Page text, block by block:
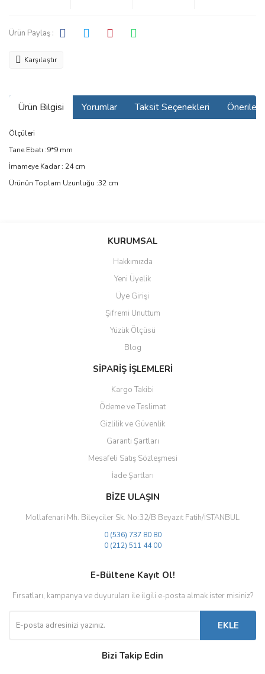
Ürün Paylaş :
Karşılaştır
Ürün Bilgisi Yorumlar Taksit Seçenekleri
Ölçüleri
Tane Ebatı :9*9 mm
İmameye Kadar : 24 cm
Ürünün Toplam Uzunluğu :32 cm
Bu ürüne ilk yorumu siz yapın!
Yorum Yaz
Ürün resmi kalitesiz, bozuk veya görüntülenemiyor.
Ürün açıklamasında eksik bilgiler bulunuyor.
Ürün bilgilerinde hatalar bulunuyor.
Ürün fiyatı diğer sitelerden daha pahalı.
Bu ürüne benzer farklı alternatifler olmalı.
Gönder
KURUMSAL
Hakkımızda
Yeni Üyelik
Üye Girişi
Şifremi Unuttum
Yüzük Ölçüsü
Blog
SİPARİŞ İŞLEMLERİ
Kargo Takibi
Ödeme ve Teslimat
Gizlilik ve Güvenlik
Garanti Şartları
Mesafeli Satış Sözleşmesi
İade Şartları
BİZE ULAŞIN
Mollafenari Mh. Bileyciler Sk. No:32/B Beyazıt Fatih/İSTANBUL
0 (536) 737 80 80
0 (212) 511 44 00
E-Bültene Kayıt Ol!
Fırsatları, kampanya ve duyuruları ile ilgili e-posta almak ister misiniz?
EKLE
Bizi Takip Edin